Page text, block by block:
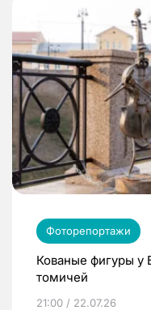
Фоторепортажи
Кованые фигуры у
томичей
21:00 / 22.07.26